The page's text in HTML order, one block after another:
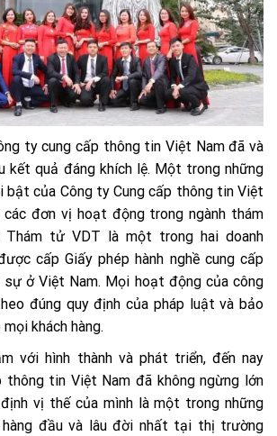
ty cung cấp thông tin Việt Nam đã và
kết quả đáng khích lệ. Một trong những
bật của Công ty Cung cấp thông tin Việt
các đơn vị hoạt động trong ngành thám
Thám tử VDT là một trong hai doanh
cấp Giấy phép hành nghề cung cấp
ở Việt Nam. Mọi hoạt động của công
đúng quy định của pháp luật và bảo
khách hàng.
với hình thành và phát triển, đến nay
thông tin Việt Nam đã không ngừng lớn
định vị thế của mình là một trong những
đầu và lâu đời nhất tại thị trường